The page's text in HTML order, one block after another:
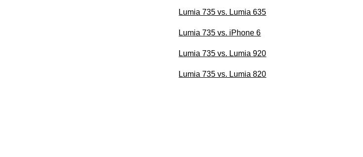
Lumia 735 vs. Lumia 635
Lumia 735 vs. iPhone 6
Lumia 735 vs. Lumia 920
Lumia 735 vs. Lumia 820